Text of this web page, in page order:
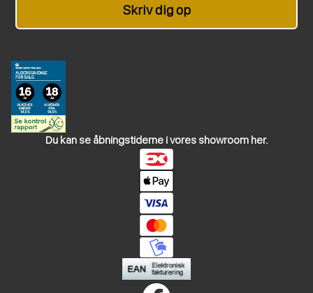
Skriv dig op
Du kan se åbningstiderne i vores showroom her.